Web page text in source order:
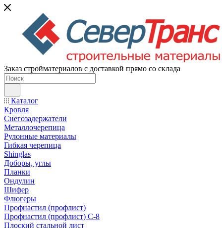
Заказ стройматериалов с доставкой прямо со склада
Каталог
Кровля
Снегозадержатели
Металлочерепица
Рулонные материалы
Гибкая черепица
Shinglas
Доборы, углы
Планки
Ондулин
Шифер
Флюгеры
Профнастил (профлист)
Профнастил (профлист) С-8
Плоский стальной лист